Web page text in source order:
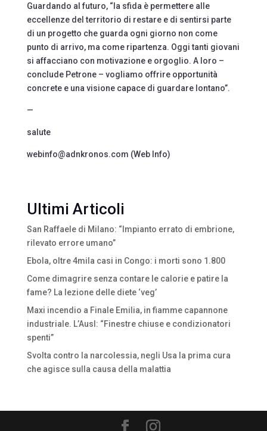
Guardando al futuro, “la sfida è permettere alle
eccellenze del territorio di restare e di sentirsi parte
di un progetto che guarda ogni giorno non come
punto di arrivo, ma come ripartenza. Oggi tanti giovani
si affacciano con motivazione e orgoglio. A loro –
conclude Petrone – vogliamo offrire opportunità
concrete e una visione capace di guardare lontano”.
—
salute
webinfo@adnkronos.com (Web Info)
Ultimi Articoli
San Raffaele di Milano: “Impianto errato di embrione,
rilevato errore umano”
Ebola, oltre 4mila casi in Congo: i morti sono 1.800
Come dimagrire senza contare le calorie e patire la
fame? La lezione delle diete ‘veg’
Maxi incendio a Finale Emilia, in fiamme capannone
industriale. L’Ausl: “Finestre chiuse e condizionatori
spenti”
Svolta contro la narcolessia, negli Usa la prima cura
che agisce sulla causa della malattia